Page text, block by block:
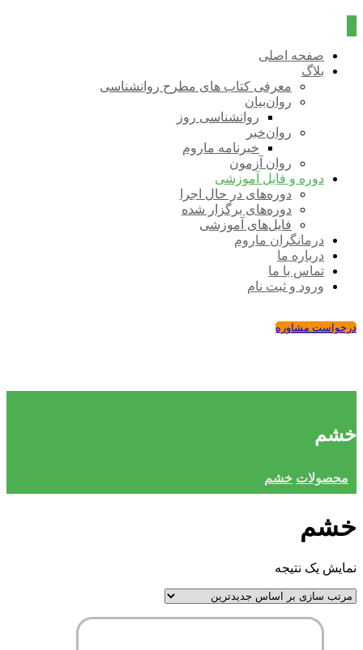
صفحه اصلی
بلاگ
معرفی کتاب های مطرح روانشناسی
روان‌بیان
روانشناسی روز
روان‌خبر
خبرنامه ماروم
روان آزمون
دوره و فایل آموزشی
دوره‌های در حال اجرا
دوره‌های برگزار شده
فایل‌های آموزشی
درمانگران ماروم
درباره ما
تماس با ما
ورود و ثبت نام
درخواست مشاوره
خشم
محصولات خشم
خشم
نمایش یک نتیجه